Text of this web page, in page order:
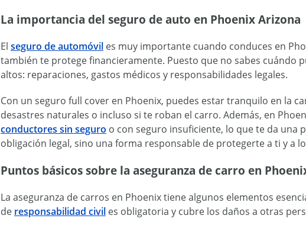
La importancia del seguro de auto en Phoenix Arizona
El seguro de automóvil es muy importante cuando conduces en
también te protege financieramente. Puesto que no sabes cuándo
altos: reparaciones, gastos médicos y responsabilidades legales.
Con un seguro full cover en Phoenix, puedes estar tranquilo en la
desastres naturales o incluso si te roban el carro. Además, en
conductores sin seguro o con seguro insuficiente, lo que te da una
obligación legal, sino una forma responsable de protegerte a ti y a
Puntos básicos sobre la aseguranza de carro en
La aseguranza de carros en Phoenix tiene algunos elementos
de responsabilidad civil es obligatoria y cubre los daños a otras